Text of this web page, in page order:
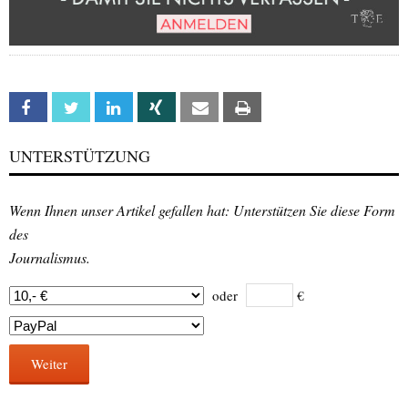
Facebook Twitter Linkedin Xing Email
UNTERSTÜTZUNG
Wenn Ihnen unser Artikel gefallen hat: Unterstützen Sie diese Form
des
Journalismus.
oder €
Weiter